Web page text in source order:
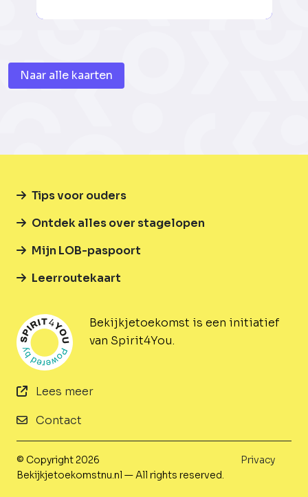
Naar alle kaarten
Bekijkjetoekomst is een initiatief
van Spirit4You.
Lees meer
Contact
Tips voor ouders
Ontdek alles over stagelopen
Mijn LOB-paspoort
Leerroutekaart
© Copyright 2026
Bekijkjetoekomstnu.nl — All rights reserved.
Privacy